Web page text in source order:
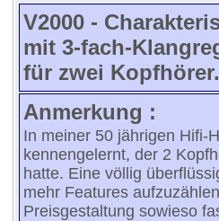
V2000 -
mit 3-fach-
für zwei Kopfhörer.
Anmerkung :
In meiner 50 jährigen Hifi-
kennengelernt, der 2
hatte. Eine völlig
mehr Features
Preisgestaltung sowieso